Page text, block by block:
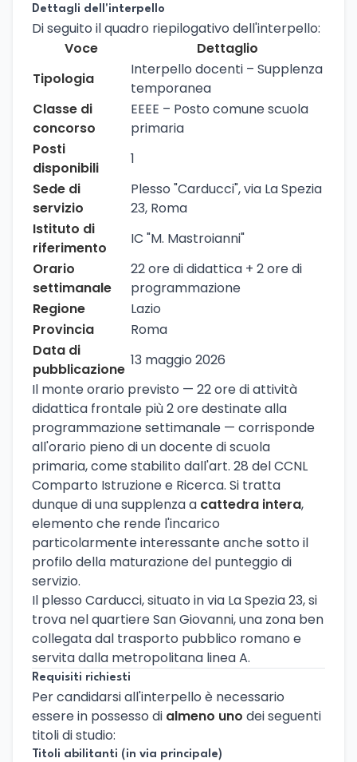
Dettagli dell'interpello
Di seguito il quadro riepilogativo dell'interpello:
Voce
Dettaglio
Tipologia
Interpello docenti – Supplenza
temporanea
Classe di
concorso
EEEE – Posto comune scuola
primaria
Posti
disponibili
1
Sede di
servizio
Plesso "Carducci", via La Spezia
23, Roma
Istituto di
riferimento
IC "M. Mastroianni"
Orario
settimanale
22 ore di didattica + 2 ore di
programmazione
Regione
Lazio
Provincia
Roma
Data di
pubblicazione
13 maggio 2026
Il monte orario previsto — 22 ore di attività
didattica frontale più 2 ore destinate alla
programmazione settimanale — corrisponde
all'orario pieno di un docente di scuola
primaria, come stabilito dall'art. 28 del CCNL
Comparto Istruzione e Ricerca. Si tratta
dunque di una supplenza a cattedra intera,
elemento che rende l'incarico
particolarmente interessante anche sotto il
profilo della maturazione del punteggio di
servizio.
Il plesso Carducci, situato in via La Spezia 23, si
trova nel quartiere San Giovanni, una zona ben
collegata dal trasporto pubblico romano e
servita dalla metropolitana linea A.
Requisiti richiesti
Per candidarsi all'interpello è necessario
essere in possesso di almeno uno dei seguenti
titoli di studio:
Titoli abilitanti (in via principale)